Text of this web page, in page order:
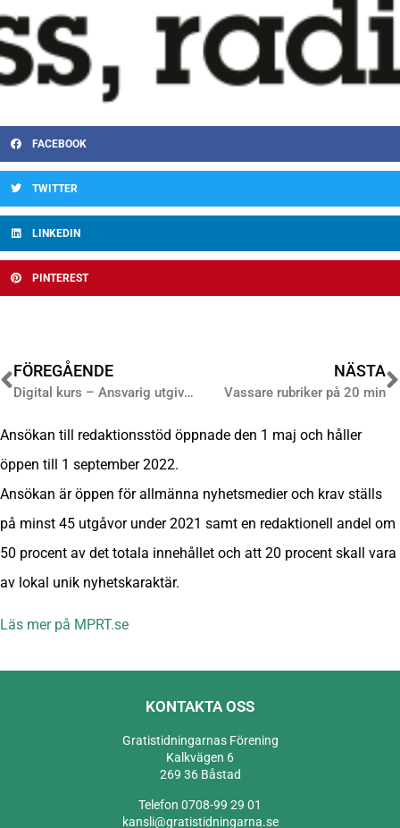
FACEBOOK
TWITTER
LINKEDIN
PINTEREST
FÖREGÅENDE
Digital kurs – Ansvarig utgivare av gratistidningar
NÄSTA
Vassare rubriker på 20 min
Ansökan till redaktionsstöd öppnade den 1 maj och håller
öppen till 1 september 2022.
Ansökan är öppen för allmänna nyhetsmedier och krav ställs
på minst 45 utgåvor under 2021 samt en redaktionell andel om
50 procent av det totala innehållet och att 20 procent skall vara
av lokal unik nyhetskaraktär.
Läs mer på MPRT.se
KONTAKTA OSS
Gratistidningarnas Förening
Kalkvägen 6
269 36 Båstad
Telefon 0708-99 29 01
kansli@gratistidningarna.se